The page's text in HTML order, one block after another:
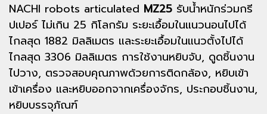
NACHI robots articulated MZ25 รับน้ำหนักร่วมกรี
ปเปอร์ ไม่เกิน 25 กิโลกรัม ระยะเอื้อมในแนวนอนไปได้
ไกลสุด 1882 มิลลิเมตร และระยะเอื้อมในแนวตั้งไปได้
ไกลสุด 3306 มิลลิเมตร การใช้งานหยิบจับ, ดูดชิ้นงาน
ไปวาง, ตรวจสอบคุณภาพด้วยการติดกล้อง, หยิบเข้า
เข้าเครื่อง และหยิบออกจากเครื่องจักร, ประกอบชิ้นงาน,
หยิบบรรจุภัณฑ์